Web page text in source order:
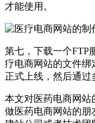
才能使用。
第七，下载一个FTP
疗电商网站的文件绑
正式上线，然后通过
本文对医药电商网站
做医药电商网站的朋